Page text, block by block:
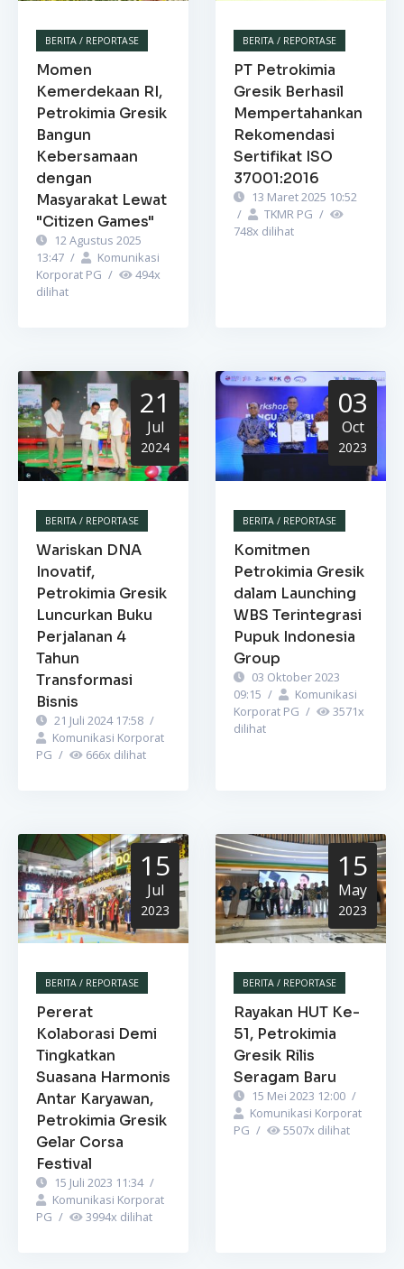
BERITA / REPORTASE
Momen
Kemerdekaan RI,
Petrokimia Gresik
Bangun
Kebersamaan
dengan
Masyarakat Lewat
"Citizen Games"
12 Agustus 2025
13:47 /
Komunikasi
Korporat PG / 494x
dilihat
BERITA / REPORTASE
PT Petrokimia
Gresik Berhasil
Mempertahankan
Rekomendasi
Sertifikat ISO
37001:2016
13 Maret 2025 10:52
/
TKMR PG /
748x dilihat
21
Jul
2024
BERITA / REPORTASE
Wariskan DNA
Inovatif,
Petrokimia Gresik
Luncurkan Buku
Perjalanan 4
Tahun
Transformasi
Bisnis
21 Juli 2024 17:58 /
Komunikasi Korporat
PG / 666x dilihat
03
Oct
2023
BERITA / REPORTASE
Komitmen
Petrokimia Gresik
dalam Launching
WBS Terintegrasi
Pupuk Indonesia
Group
03 Oktober 2023
09:15 /
Komunikasi
Korporat PG / 3571x
dilihat
15
Jul
2023
BERITA / REPORTASE
Pererat
Kolaborasi Demi
Tingkatkan
Suasana Harmonis
Antar Karyawan,
Petrokimia Gresik
Gelar Corsa
Festival
15 Juli 2023 11:34 /
Komunikasi Korporat
PG / 3994x dilihat
15
May
2023
BERITA / REPORTASE
Rayakan HUT Ke-
51, Petrokimia
Gresik Rilis
Seragam Baru
15 Mei 2023 12:00 /
Komunikasi Korporat
PG / 5507x dilihat